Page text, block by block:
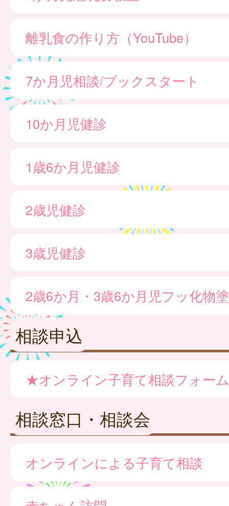
離乳食の作り方（YouTube）
7か月児相談/ブックスタート
10か月児健診
1歳6か月児健診
2歳児健診
3歳児健診
2歳6か月・3歳6か月児フッ化物
相談申込
★オンライン子育て相談フォーム
相談窓口・相談会
オンラインによる子育て相談